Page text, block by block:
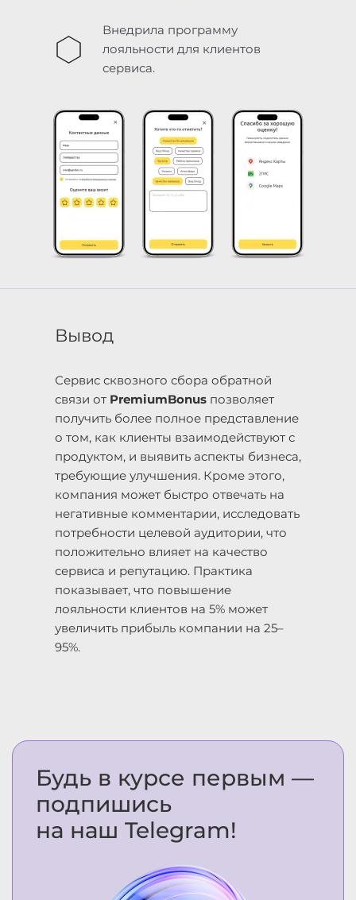
Внедрила программу
лояльности для клиентов
сервиса.
Вывод
Сервис сквозного сбора обратной
связи от PremiumBonus позволяет
получить более полное представление
о том, как клиенты взаимодействуют с
продуктом, и выявить аспекты бизнеса,
требующие улучшения. Кроме этого,
компания может быстро отвечать на
негативные комментарии, исследовать
потребности целевой аудитории, что
положительно влияет на качество
сервиса и репутацию. Практика
показывает, что повышение
лояльности клиентов на 5% может
увеличить прибыль компании на 25–
95%.
Будь в курсе первым —
подпишись
на наш Telegram!